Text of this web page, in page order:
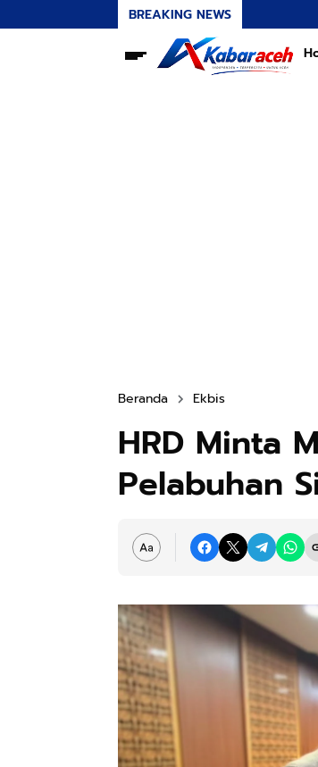
BREAKING NEWS
Beranda Ekbis
HRD Minta
Pelabuhan